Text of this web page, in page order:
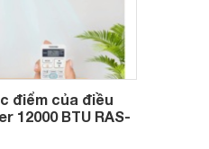
điểm của điều
12000 BTU RAS-